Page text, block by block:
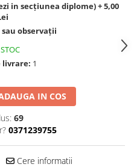
in secțiunea diplome) + 5,00
observații
livrare: 1
IN COS
69
0371239755
Cere informatii